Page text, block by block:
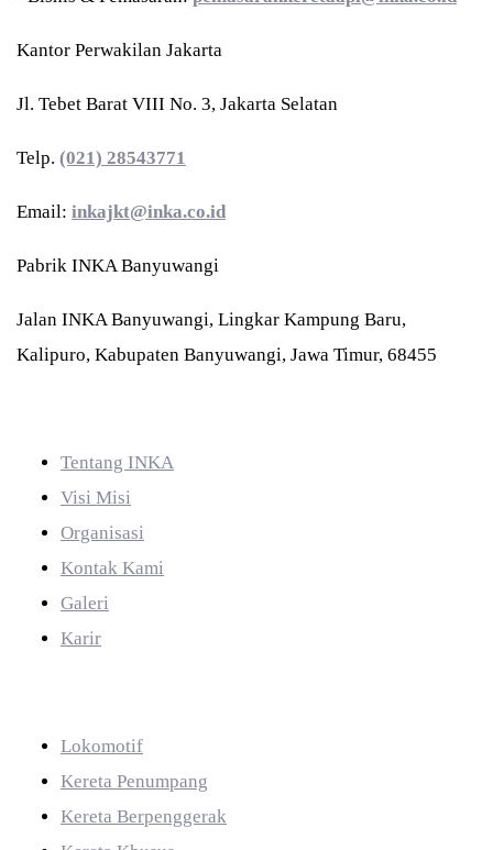
Kantor Perwakilan Jakarta
Jl. Tebet Barat VIII No. 3, Jakarta Selatan
Telp. (021) 28543771
Email: inkajkt@inka.co.id
Pabrik INKA Banyuwangi
Jalan INKA Banyuwangi, Lingkar Kampung Baru,
Kalipuro, Kabupaten Banyuwangi, Jawa Timur, 68455
Tentang INKA
Visi Misi
Organisasi
Kontak Kami
Galeri
Karir
Lokomotif
Kereta Penumpang
Kereta Berpenggerak